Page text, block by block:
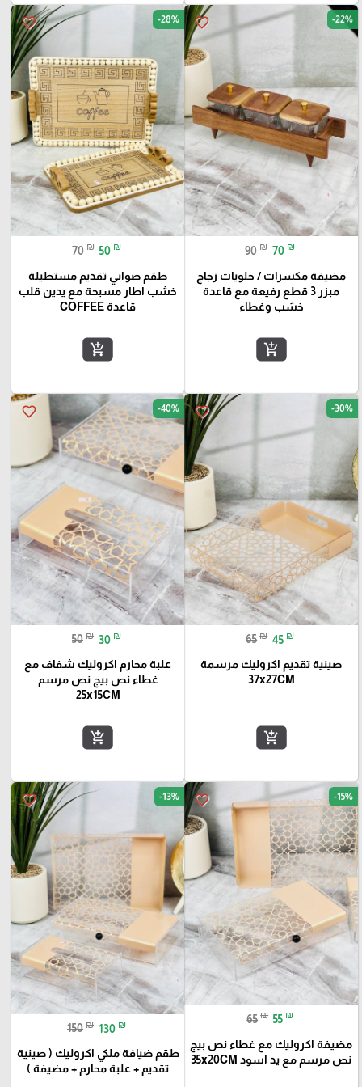
favorite_border -22%
90 ₪ 70 ₪
مضيفة مكسرات / حلويات زجاج
مبزر 3 قطع رفيعة مع قاعدة
خشب وغطاء
add_shopping_cart
favorite_border -28%
70 ₪ 50 ₪
طقم صواني تقديم مستطيلة
خشب اطار مسبحة مع يدين قلب
قاعدة COFFEE
add_shopping_cart
favorite_border -30%
65 ₪ 45 ₪
صينية تقديم اكروليك مرسمة
37x27CM
add_shopping_cart
favorite_border -40%
50 ₪ 30 ₪
علبة محارم اكروليك شفاف مع
غطاء نص بيج نص مرسم
25x15CM
add_shopping_cart
favorite_border -15%
65 ₪ 55 ₪
مضيفة اكروليك مع غطاء نص بيج
نص مرسم مع يد اسود 35x20CM
favorite_border -13%
150 ₪ 130 ₪
طقم ضيافة ملكي اكروليك ( صينية
تقديم + علبة محارم + مضيفة )